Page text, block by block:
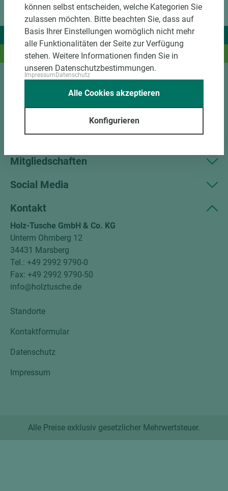
Wir liefern Ideen.
Und das passende Holz dazu.
Unternehmen
Mitgliedschaften
Social Media
Kontakt
Holz-Tusche GmbH & Co. KG
Unterm Ohmberg 12
34431 Marsberg
Tel.: +49 2992 9790-0
Fax: +49 2992 9790-50
info@holztusche.de
Standorte
Kontaktformular
Datenschutz
Impressum
Alle Preise exklusiv gesetzlicher Mehrwertsteuer.
können selbst entscheiden, welche Kategorien Sie
zulassen möchten. Bitte beachten Sie, dass auf
Basis Ihrer Einstellungen womöglich nicht mehr
alle Funktionalitäten der Seite zur Verfügung
stehen. Weitere Informationen finden Sie in
unseren Datenschutzbestimmungen.
ImpressumDatenschutz
Konfigurieren
Alle Cookies akzeptieren